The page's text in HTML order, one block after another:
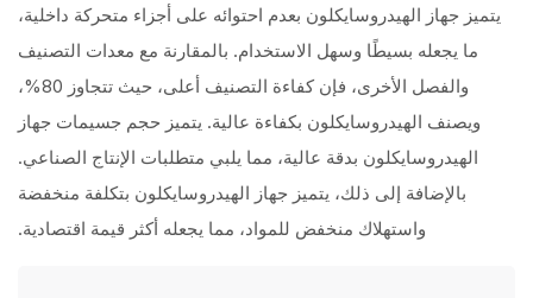
يتميز جهاز الهيدروسايكلون بعدم احتوائه على أجزاء متحركة داخلية،
ما يجعله بسيطًا وسهل الاستخدام. بالمقارنة مع معدات التصنيف
والفصل الأخرى، فإن كفاءة التصنيف أعلى، حيث تتجاوز 80%،
ويصنف الهيدروسايكلون بكفاءة عالية. يتميز حجم جسيمات جهاز
الهيدروسايكلون بدقة عالية، مما يلبي متطلبات الإنتاج الصناعي.
بالإضافة إلى ذلك، يتميز جهاز الهيدروسايكلون بتكلفة منخفضة
واستهلاك منخفض للمواد، مما يجعله أكثر قيمة اقتصادية.